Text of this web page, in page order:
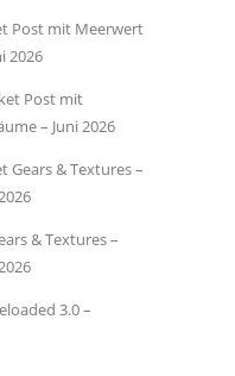
Post mit Meerwert
2026
Post mit
– Juni 2026
Gears & Textures –
& Textures –
3.0 –